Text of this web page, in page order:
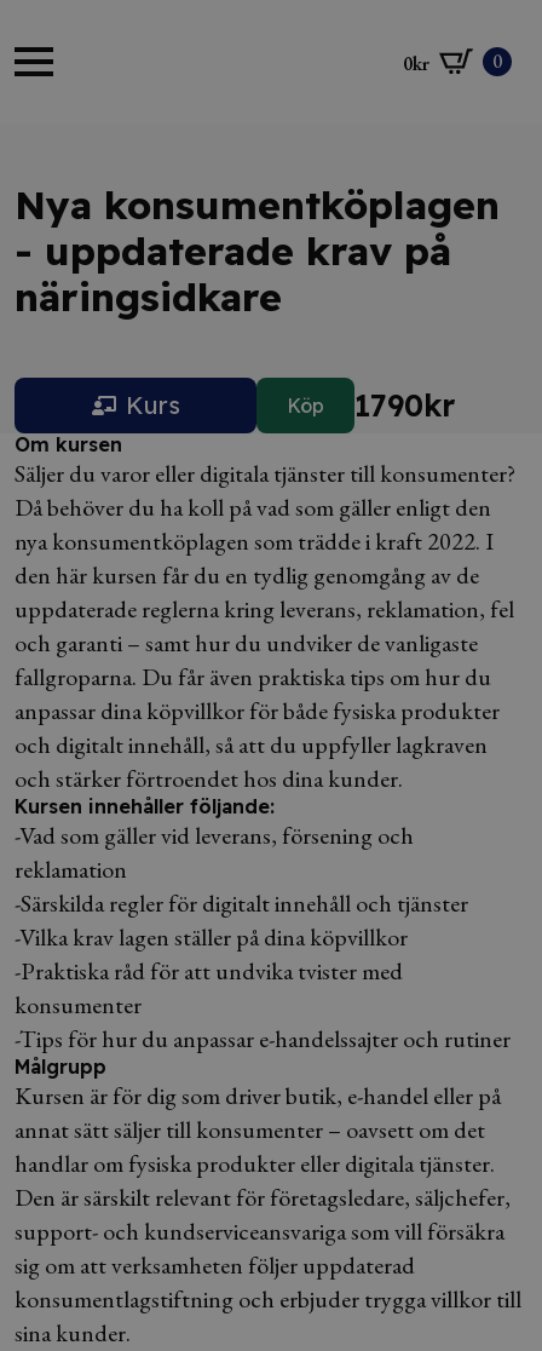
0kr 0
Nya konsumentköplagen
- uppdaterade krav på
näringsidkare
Kurs Köp 1790kr
Om kursen
Säljer du varor eller digitala tjänster till konsumenter?
Då behöver du ha koll på vad som gäller enligt den
nya konsumentköplagen som trädde i kraft 2022. I
den här kursen får du en tydlig genomgång av de
uppdaterade reglerna kring leverans, reklamation, fel
och garanti – samt hur du undviker de vanligaste
fallgroparna. Du får även praktiska tips om hur du
anpassar dina köpvillkor för både fysiska produkter
och digitalt innehåll, så att du uppfyller lagkraven
och stärker förtroendet hos dina kunder.
Kursen innehåller följande:
-Vad som gäller vid leverans, försening och
reklamation
-Särskilda regler för digitalt innehåll och tjänster
-Vilka krav lagen ställer på dina köpvillkor
-Praktiska råd för att undvika tvister med
konsumenter
-Tips för hur du anpassar e-handelssajter och rutiner
Målgrupp
Kursen är för dig som driver butik, e-handel eller på
annat sätt säljer till konsumenter – oavsett om det
handlar om fysiska produkter eller digitala tjänster.
Den är särskilt relevant för företagsledare, säljchefer,
support- och kundserviceansvariga som vill försäkra
sig om att verksamheten följer uppdaterad
konsumentlagstiftning och erbjuder trygga villkor till
sina kunder.